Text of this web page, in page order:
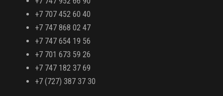
+7 707 452 60 40
+7 747 868 02 47
+7 747 654 19 56
+7 701 673 59 26
+7 747 182 37 69
+7 (727) 387 37 30